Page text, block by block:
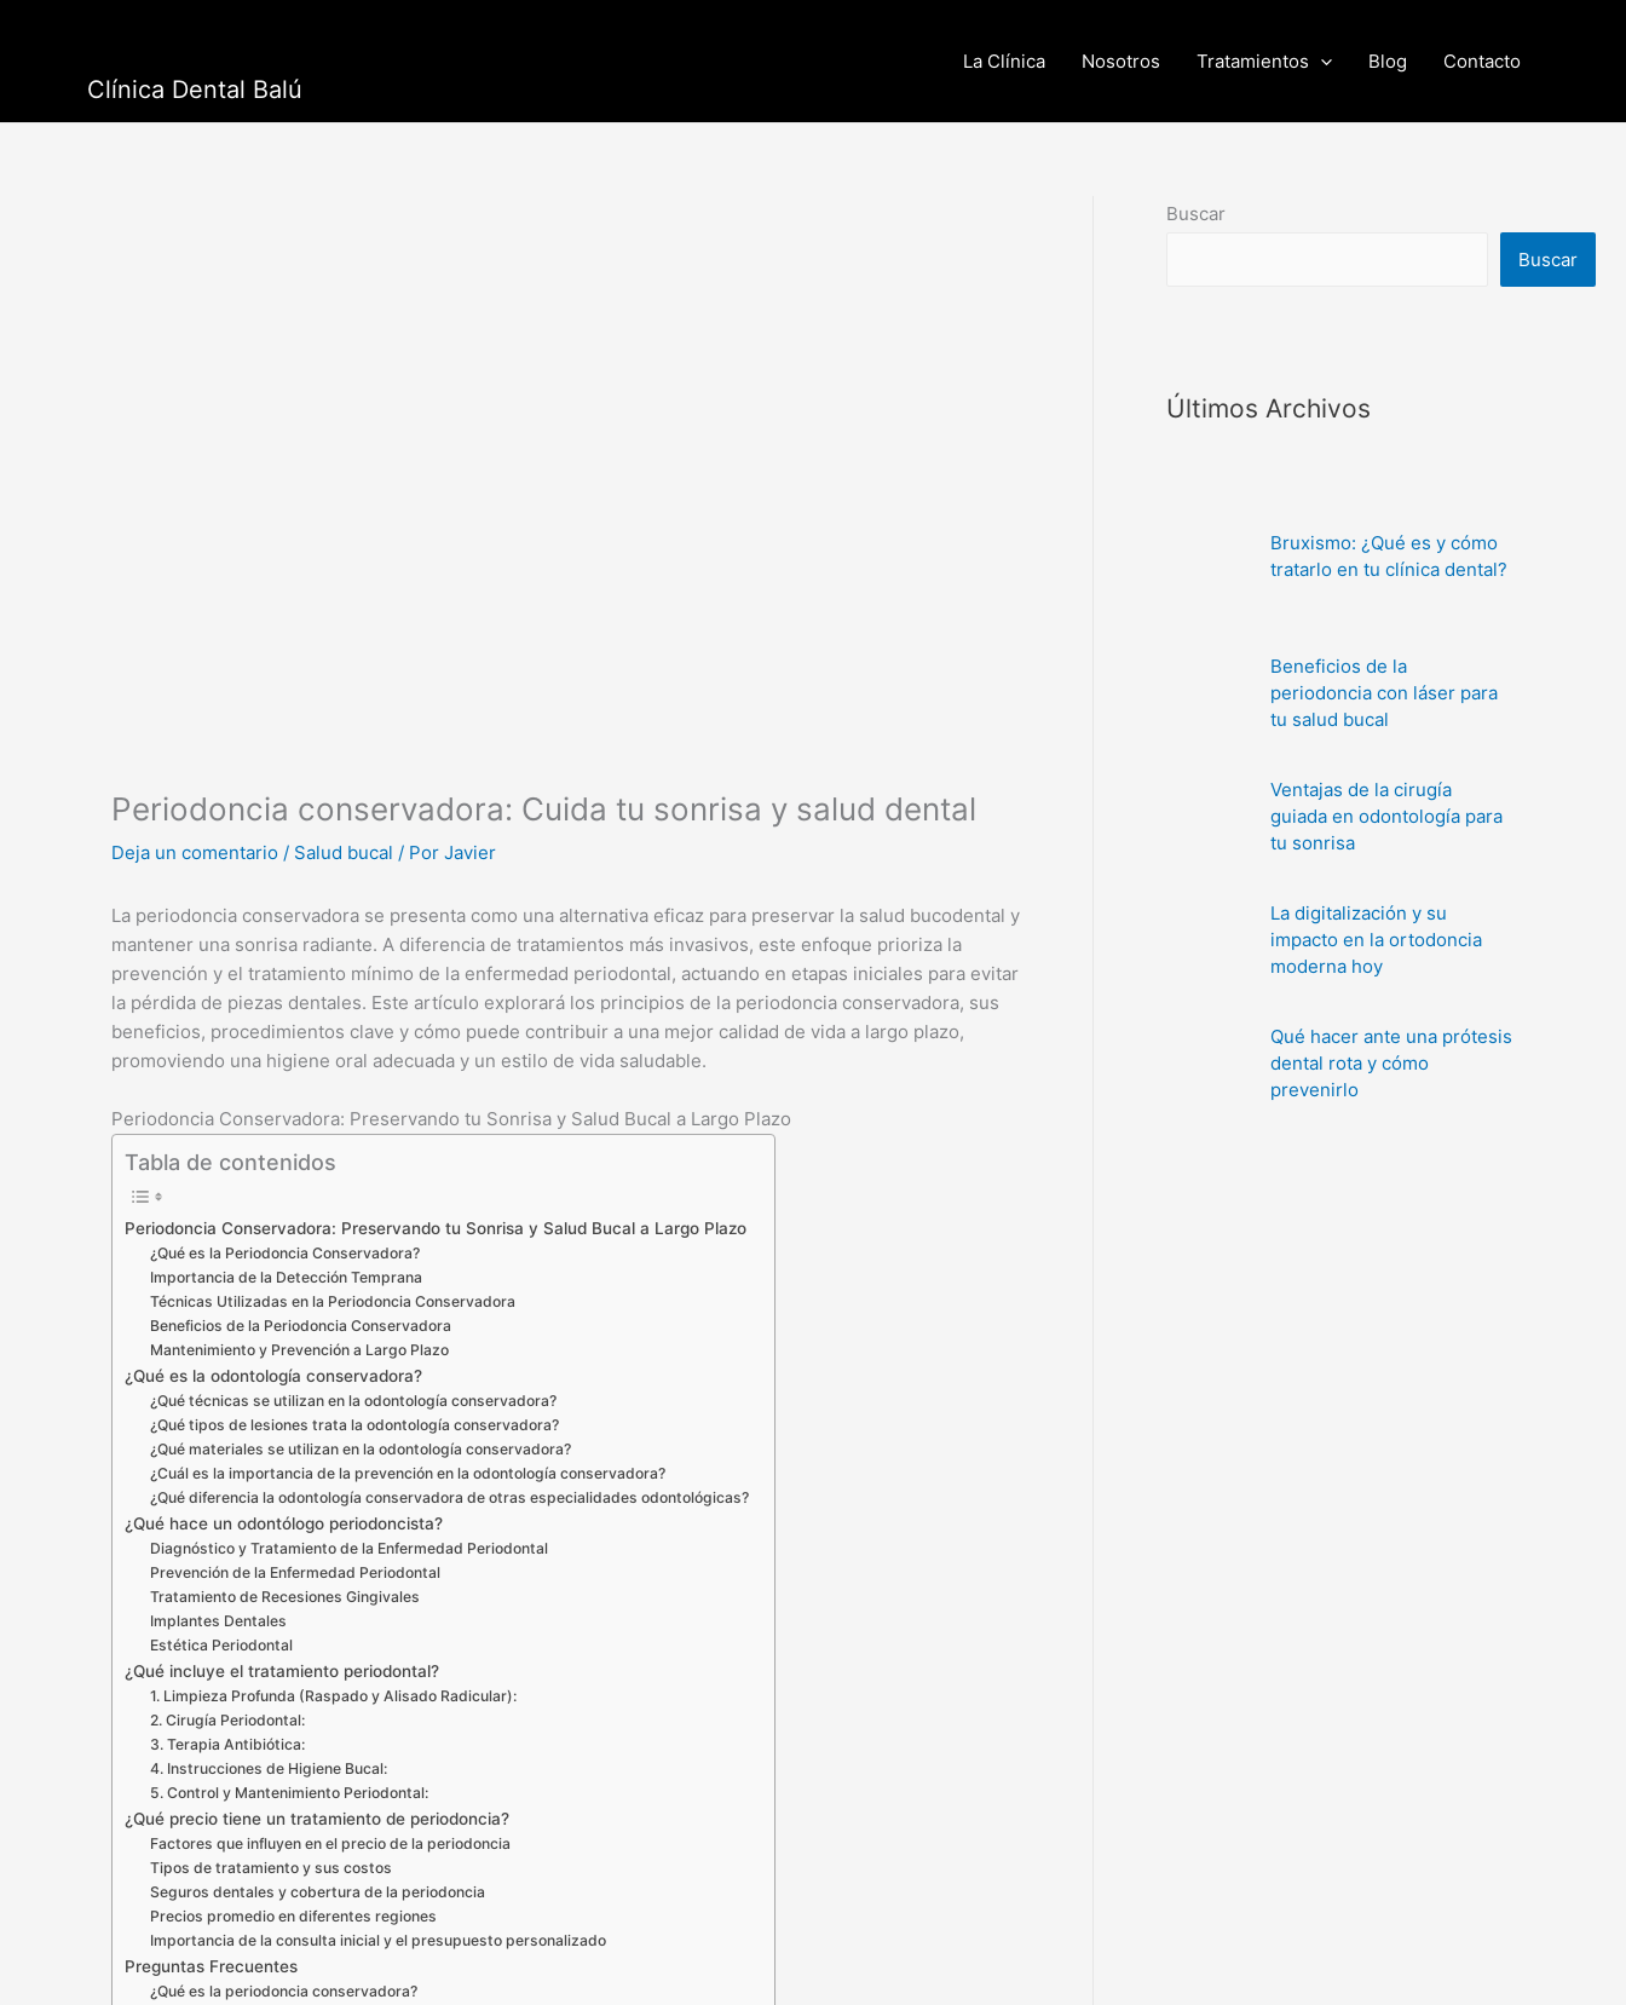
Clínica Dental Balú
La Clínica Nosotros Tratamientos Blog Contacto
Periodoncia conservadora: Cuida tu sonrisa y salud dental
Deja un comentario / Salud bucal / Por Javier
La periodoncia conservadora se presenta como una alternativa eficaz para preservar la salud bucodental y
mantener una sonrisa radiante. A diferencia de tratamientos más invasivos, este enfoque prioriza la
prevención y el tratamiento mínimo de la enfermedad periodontal, actuando en etapas iniciales para evitar
la pérdida de piezas dentales. Este artículo explorará los principios de la periodoncia conservadora, sus
beneficios, procedimientos clave y cómo puede contribuir a una mejor calidad de vida a largo plazo,
promoviendo una higiene oral adecuada y un estilo de vida saludable.
Periodoncia Conservadora: Preservando tu Sonrisa y Salud Bucal a Largo Plazo
Tabla de contenidos
Periodoncia Conservadora: Preservando tu Sonrisa y Salud Bucal a Largo Plazo
¿Qué es la Periodoncia Conservadora?
Importancia de la Detección Temprana
Técnicas Utilizadas en la Periodoncia Conservadora
Beneficios de la Periodoncia Conservadora
Mantenimiento y Prevención a Largo Plazo
¿Qué es la odontología conservadora?
¿Qué técnicas se utilizan en la odontología conservadora?
¿Qué tipos de lesiones trata la odontología conservadora?
¿Qué materiales se utilizan en la odontología conservadora?
¿Cuál es la importancia de la prevención en la odontología conservadora?
¿Qué diferencia la odontología conservadora de otras especialidades odontológicas?
¿Qué hace un odontólogo periodoncista?
Diagnóstico y Tratamiento de la Enfermedad Periodontal
Prevención de la Enfermedad Periodontal
Tratamiento de Recesiones Gingivales
Implantes Dentales
Estética Periodontal
¿Qué incluye el tratamiento periodontal?
1. Limpieza Profunda (Raspado y Alisado Radicular):
2. Cirugía Periodontal:
3. Terapia Antibiótica:
4. Instrucciones de Higiene Bucal:
5. Control y Mantenimiento Periodontal:
¿Qué precio tiene un tratamiento de periodoncia?
Factores que influyen en el precio de la periodoncia
Tipos de tratamiento y sus costos
Seguros dentales y cobertura de la periodoncia
Precios promedio en diferentes regiones
Importancia de la consulta inicial y el presupuesto personalizado
Preguntas Frecuentes
¿Qué es la periodoncia conservadora?
Buscar
Buscar
Últimos Archivos
Bruxismo: ¿Qué es y cómo
tratarlo en tu clínica dental?
Beneficios de la
periodoncia con láser para
tu salud bucal
Ventajas de la cirugía
guiada en odontología para
tu sonrisa
La digitalización y su
impacto en la ortodoncia
moderna hoy
Qué hacer ante una prótesis
dental rota y cómo
prevenirlo